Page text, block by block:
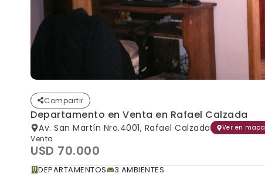
Compartir
Departamento en Venta en Rafael Calzada
Av. San Martín Nro.4001, Rafael Calzada Ver en mapa
Venta
USD 70.000
DEPARTAMENTOS 3 AMBIENTES